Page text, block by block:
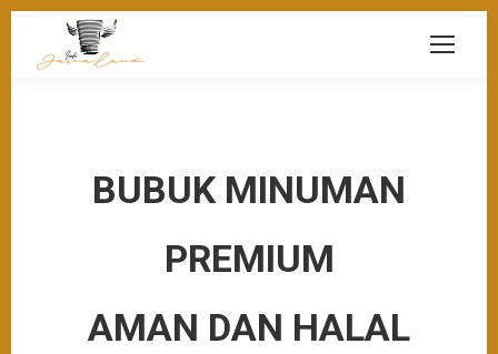
BUBUK MINUMAN
PREMIUM
AMAN DAN HALAL